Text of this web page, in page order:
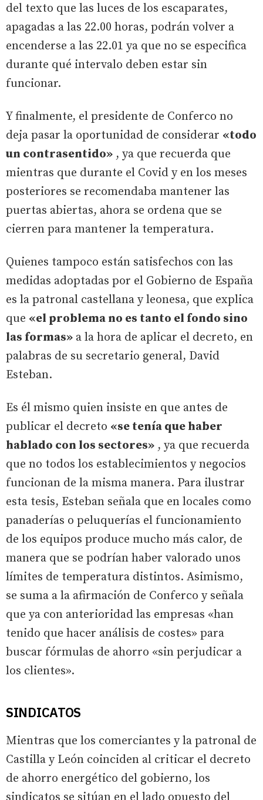
del texto que las luces de los escaparates,
apagadas a las 22.00 horas, podrán volver a
encenderse a las 22.01 ya que no se especifica
durante qué intervalo deben estar sin
funcionar.
Y finalmente, el presidente de Conferco no
deja pasar la oportunidad de considerar «todo
un contrasentido» , ya que recuerda que
mientras que durante el Covid y en los meses
posteriores se recomendaba mantener las
puertas abiertas, ahora se ordena que se
cierren para mantener la temperatura.
Quienes tampoco están satisfechos con las
medidas adoptadas por el Gobierno de España
es la patronal castellana y leonesa, que explica
que «el problema no es tanto el fondo sino
las formas» a la hora de aplicar el decreto, en
palabras de su secretario general, David
Esteban.
Es él mismo quien insiste en que antes de
publicar el decreto «se tenía que haber
hablado con los sectores» , ya que recuerda
que no todos los establecimientos y negocios
funcionan de la misma manera. Para ilustrar
esta tesis, Esteban señala que en locales como
panaderías o peluquerías el funcionamiento
de los equipos produce mucho más calor, de
manera que se podrían haber valorado unos
límites de temperatura distintos. Asimismo,
se suma a la afirmación de Conferco y señala
que ya con anterioridad las empresas «han
tenido que hacer análisis de costes» para
buscar fórmulas de ahorro «sin perjudicar a
los clientes».
SINDICATOS
Mientras que los comerciantes y la patronal de
Castilla y León coinciden al criticar el decreto
de ahorro energético del gobierno, los